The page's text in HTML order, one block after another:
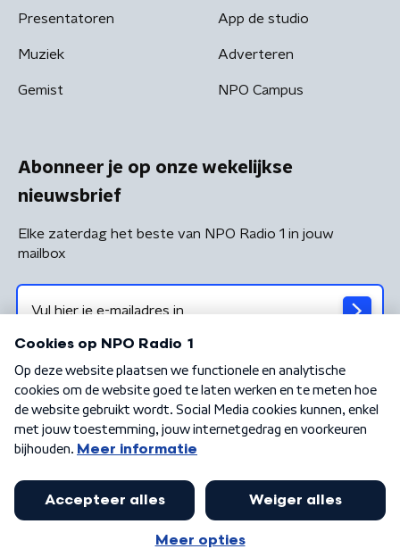
Presentatoren
Muziek
Gemist
App de studio
Adverteren
NPO Campus
Abonneer je op onze wekelijkse
nieuwsbrief
Elke zaterdag het beste van NPO Radio 1 in jouw
mailbox
Algemene voorwaarden